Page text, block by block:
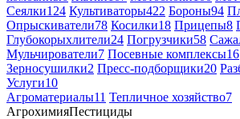
Сеялки124 Культиваторы422 Бороны94
Опрыскиватели78 Косилки18 Прицепы8
Глубокорыхлители24 Погрузчики58
Мульчирователи7 Посевные комплексы16
Зерносушилки2 Пресс-подборщики20
Услуги10
Агроматериалы11 Тепличное хозяйство7
АгрохимияПестициды